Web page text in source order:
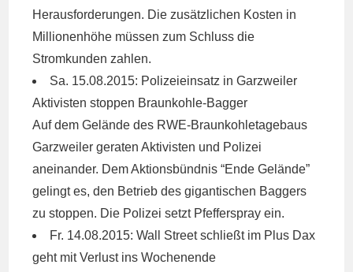
Herausforderungen. Die zusätzlichen Kosten in
Millionenhöhe müssen zum Schluss die
Stromkunden zahlen.
Sa. 15.08.2015: Polizeieinsatz in Garzweiler
Aktivisten stoppen Braunkohle-Bagger
Auf dem Gelände des RWE-Braunkohletagebaus
Garzweiler geraten Aktivisten und Polizei
aneinander. Dem Aktionsbündnis “Ende Gelände”
gelingt es, den Betrieb des gigantischen Baggers
zu stoppen. Die Polizei setzt Pfefferspray ein.
Fr. 14.08.2015: Wall Street schließt im Plus Dax
geht mit Verlust ins Wochenende